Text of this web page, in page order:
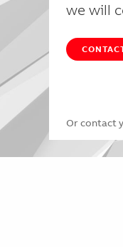
we will
Or contact